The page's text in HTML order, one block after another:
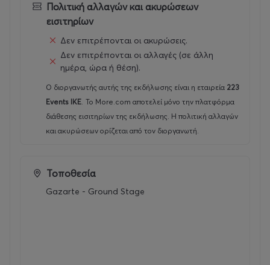
Πολιτική αλλαγών και ακυρώσεων
εισιτηρίων
Δεν επιτρέπονται οι ακυρώσεις.
Δεν επιτρέπονται οι αλλαγές (σε άλλη
ημέρα, ώρα ή θέση).
Ο διοργανωτής αυτής της εκδήλωσης είναι η εταιρεία 223
Events ΙΚΕ. Το More.com αποτελεί μόνο την πλατφόρμα
διάθεσης εισιτηρίων της εκδήλωσης. Η πολιτική αλλαγών
και ακυρώσεων ορίζεται από τον διοργανωτή.
Τοποθεσία
Gazarte - Ground Stage